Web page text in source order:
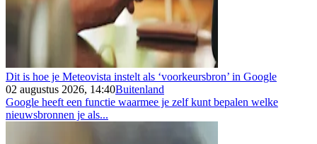
Dit is hoe je Meteovista instelt als ‘voorkeursbron’ in Google
02 augustus 2026, 14:40Buitenland
Google heeft een functie waarmee je zelf kunt bepalen welke
nieuwsbronnen je als...